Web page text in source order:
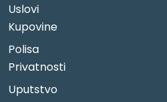
Uslovi
Kupovine
Polisa
Privatnosti
Uputstvo